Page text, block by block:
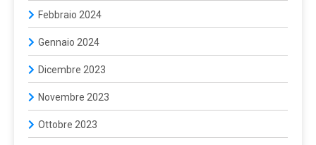
Febbraio 2024
Gennaio 2024
Dicembre 2023
Novembre 2023
Ottobre 2023